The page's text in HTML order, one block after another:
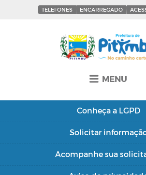
TELEFONES ENCARREGADO
MENU
Conheça a LGPD
Solicitar
Acompanhe sua